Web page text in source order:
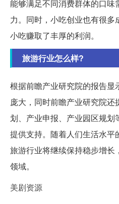
能够满足不同消费群体的口味
力。同时，小吃创业也有很
小吃赚取了丰厚的利润。
旅游行业怎么样?
根据前瞻产业研究院的报告显
庞大，同时前瞻产业研究院
划、产业申报、产业园区规划
提供支持。随着人们生活水平
旅游行业将继续保持稳步增长
领域。
美剧资源